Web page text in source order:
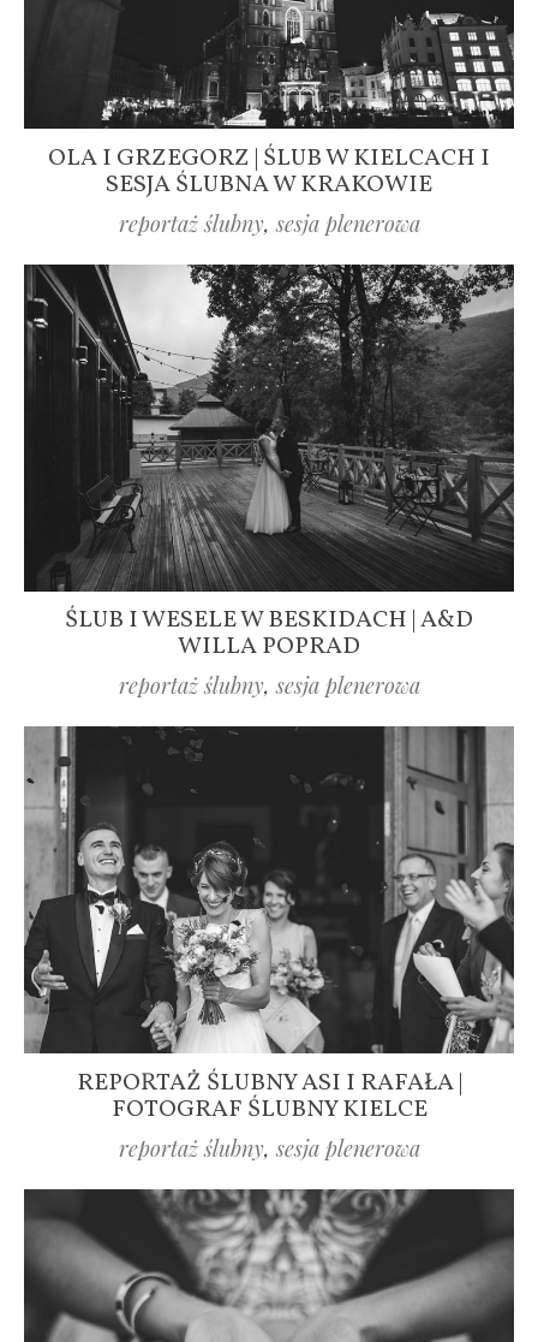
OLA I GRZEGORZ | ŚLUB W KIELCACH I
SESJA ŚLUBNA W KRAKOWIE
reportaż ślubny,sesja plenerowa
ŚLUB I WESELE W BESKIDACH | A&D
WILLA POPRAD
reportaż ślubny,sesja plenerowa
REPORTAŻ ŚLUBNY ASI I RAFAŁA |
FOTOGRAF ŚLUBNY KIELCE
reportaż ślubny,sesja plenerowa